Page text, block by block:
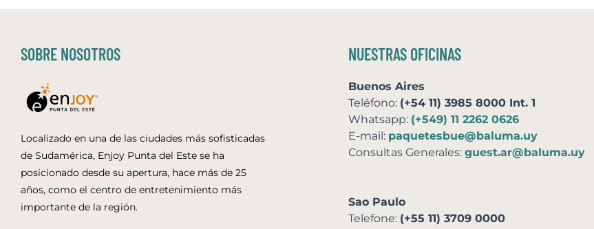
SOBRE NOSOTROS
Localizado en una de las ciudades más sofisticadas
de Sudamérica, Enjoy Punta del Este se ha
posicionado desde su apertura, hace más de 25
años, como el centro de entretenimiento más
importante de la región.
NUESTRAS OFICINAS
Buenos Aires
Teléfono: (+54 11) 3985 8000 Int. 1
Whatsapp: (+549) 11 2262 0626
E-mail: paquetesbue@baluma.uy
Consultas Generales: guest.ar@baluma.uy
Sao Paulo
Telefone: (+55 11) 3709 0000